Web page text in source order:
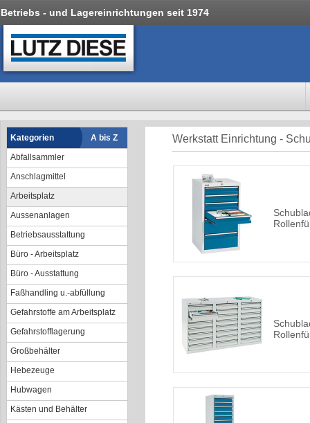
Betriebs - und Lagereinrichtungen seit 1974
Kategorien
A bis Z
Abfallsammler
Anschlagmittel
Arbeitsplatz
Aussenanlagen
Betriebsausstattung
Büro - Arbeitsplatz
Büro - Ausstattung
Faßhandling u.-abfüllung
Gefahrstoffe am Arbeitsplatz
Gefahrstofflagerung
Großbehälter
Hebezeuge
Hubwagen
Kästen und Behälter
Werkstatt Einrichtung -